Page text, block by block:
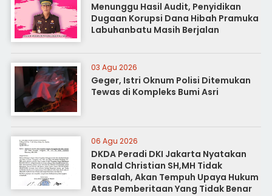
Menunggu Hasil Audit, Penyidikan
Dugaan Korupsi Dana Hibah Pramuka
Labuhanbatu Masih Berjalan
03 Agu 2026
Geger, Istri Oknum Polisi Ditemukan
Tewas di Kompleks Bumi Asri
06 Agu 2026
DKDA Peradi DKI Jakarta Nyatakan
Ronald Christian SH,MH Tidak
Bersalah, Akan Tempuh Upaya Hukum
Atas Pemberitaan Yang Tidak Benar